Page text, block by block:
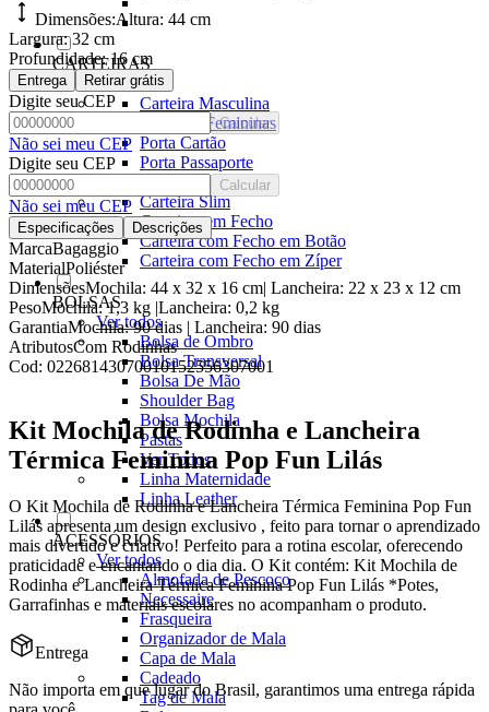
CARTEIRAS
Ver todos
Carteira Masculina
Carteiras Femininas
Porta Cartão
Porta Passaporte
Carteira Slim
Carteira sem Fecho
Carteira com Fecho em Botão
Carteira com Fecho em Zíper
BOLSAS
Ver todos
Bolsa de Ombro
Bolsa Transversal
Bolsa De Mão
Shoulder Bag
Bolsa Mochila
Pastas
Ver Todos
Linha Maternidade
Linha Leather
ACESSÓRIOS
Ver todos
Almofada de Pescoço
Necessaire
Frasqueira
Organizador de Mala
Capa de Mala
Cadeado
Tag de Mala
Dimensões:Altura: 44 cm
Largura: 32 cm
Profundidade: 16 cm
Entrega Retirar grátis
Digite seu CEP
Calcular
Não sei meu CEP
Digite seu CEP
Calcular
Não sei meu CEP
Especificações Descrições
MarcaBagaggio
MaterialPoliéster
DimensõesMochila: 44 x 32 x 16 cm| Lancheira: 22 x 23 x 12 cm
PesoMochila: 1,3 kg |Lancheira: 0,2 kg
GarantiaMochila: 90 dias | Lancheira: 90 dias
AtributosCom Rodinhas
Cod: 02268143070010152556307001
Kit Mochila de Rodinha e Lancheira
Térmica Feminina Pop Fun Lilás
O Kit Mochila de Rodinha e Lancheira Térmica Feminina Pop Fun
Lilás apresenta um design exclusivo , feito para tornar o aprendizado
mais divertido e criativo! Perfeito para a rotina escolar, oferecendo
praticidade e encantando o dia dia. O Kit contém: Kit Mochila de
Rodinha e Lancheira Térmica Feminina Pop Fun Lilás *Potes,
Garrafinhas e materiais escolares no acompanham o produto.
Entrega
Não importa em que lugar do Brasil, garantimos uma entrega rápida